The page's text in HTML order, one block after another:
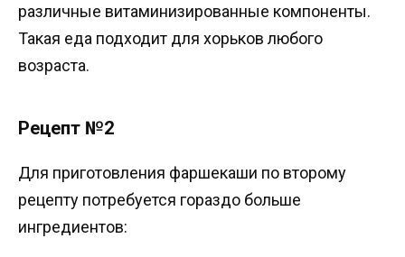
различные витаминизированные компоненты.
Такая еда подходит для хорьков любого
возраста.
Рецепт №2
Для приготовления фаршекаши по второму
рецепту потребуется гораздо больше
ингредиентов: